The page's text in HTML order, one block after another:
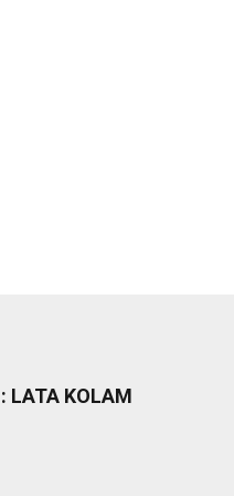
LATA KOLAM